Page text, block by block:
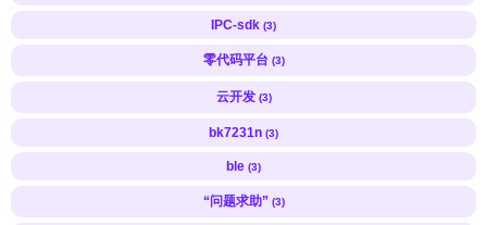
IPC-sdk (3)
零代码平台 (3)
云开发 (3)
bk7231n (3)
ble (3)
“问题求助” (3)